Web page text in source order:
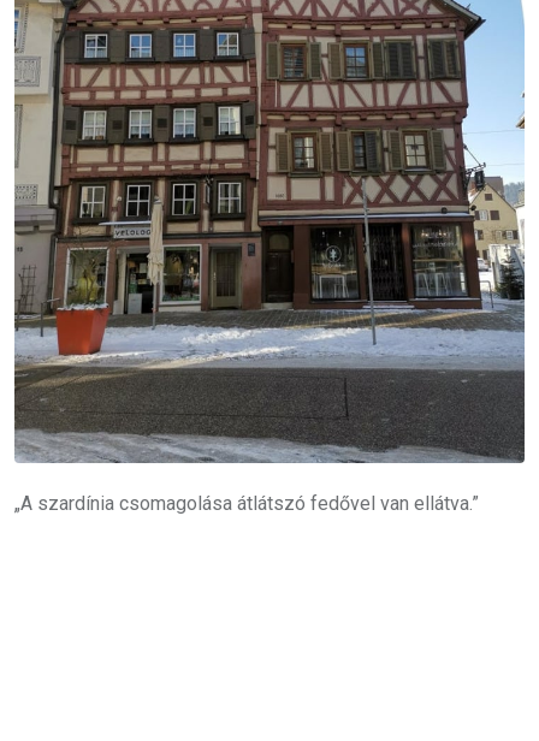
„A szardínia csomagolása átlátszó fedővel van ellátva.”